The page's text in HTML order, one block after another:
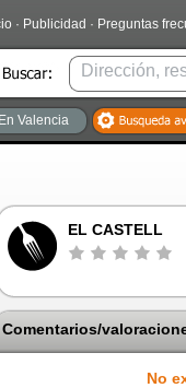
· Publicidad · Preguntas
En Valencia
EL CASTELL
Comentarios/
No